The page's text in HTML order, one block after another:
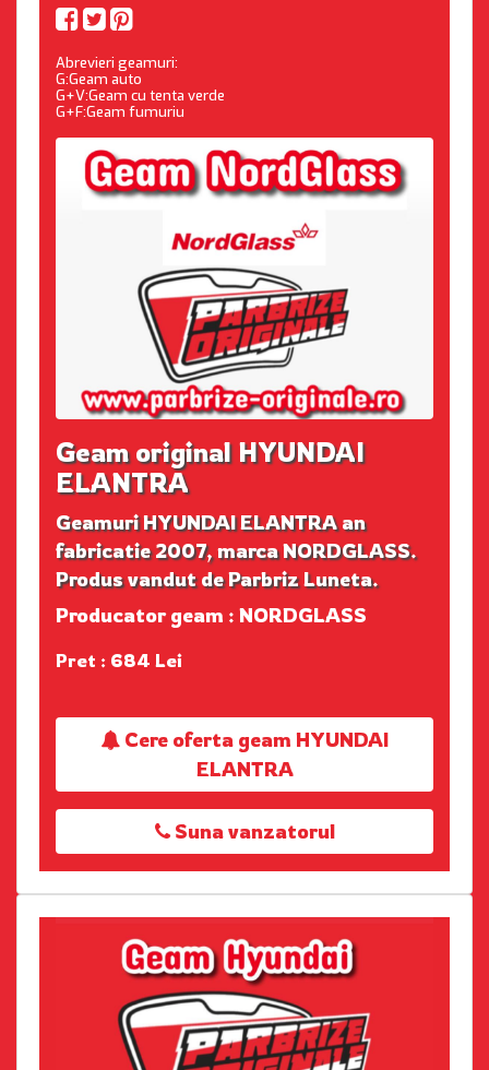
Abrevieri geamuri:
G:Geam auto
G+V:Geam cu tenta verde
G+F:Geam fumuriu
Geam original HYUNDAI
ELANTRA
Geamuri HYUNDAI ELANTRA an
fabricatie 2007, marca NORDGLASS.
Produs vandut de Parbriz Luneta.
Producator geam : NORDGLASS
Pret : 684 Lei
Cere oferta geam HYUNDAI
ELANTRA
Suna vanzatorul